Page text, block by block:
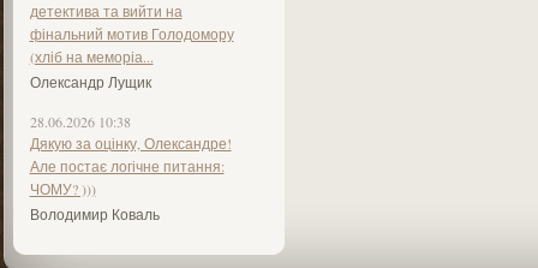
детектива та вийти на
фінальний мотив Голодомору
(хліб на меморіа...
Олександр Лущик
28.06.2026 10:38
Дякую за оцінку, Олександре!
Але постає логічне питання:
ЧОМУ? )))
Володимир Коваль